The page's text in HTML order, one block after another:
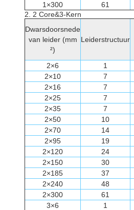
1×300
61
2. 2 Core&3-Kern
Dwarsdoorsnede
van leider (mm
²)
Leiderstructuur
2×6
1
2×10
7
2×16
7
2×25
7
2×35
7
2×50
10
2×70
14
2×95
19
2×120
24
2×150
30
2×185
37
2×240
48
2×300
61
3×6
1